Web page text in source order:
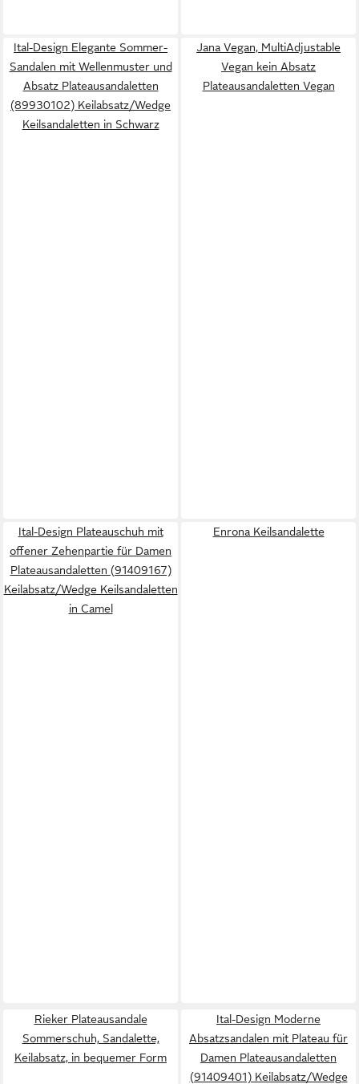
Ital-Design Elegante Sommer-
Sandalen mit Wellenmuster und
Absatz Plateausandaletten
(89930102) Keilabsatz/Wedge
Keilsandaletten in Schwarz
Jana Vegan, MultiAdjustable
Vegan kein Absatz
Plateausandaletten Vegan
Ital-Design Plateauschuh mit
offener Zehenpartie für Damen
Plateausandaletten (91409167)
Keilabsatz/Wedge Keilsandaletten
in Camel
Enrona Keilsandalette
Rieker Plateausandale
Sommerschuh, Sandalette,
Keilabsatz, in bequemer Form
Ital-Design Moderne
Absatzsandalen mit Plateau für
Damen Plateausandaletten
(91409401) Keilabsatz/Wedge